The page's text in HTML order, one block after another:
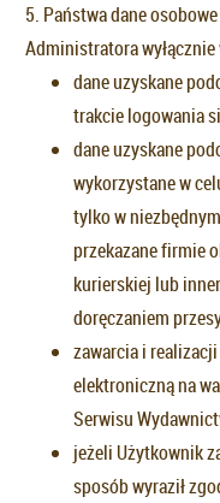
5. Państwa dane
Administratora
dane uzyskane
trakcie logowania
dane uzyskane
wykorzystane w
tylko w
przekazane firmie
kurierskiej lub
doręczaniem
zawarcia i
elektroniczną na
Serwisu
jeżeli Użytkownik
sposób wyraził